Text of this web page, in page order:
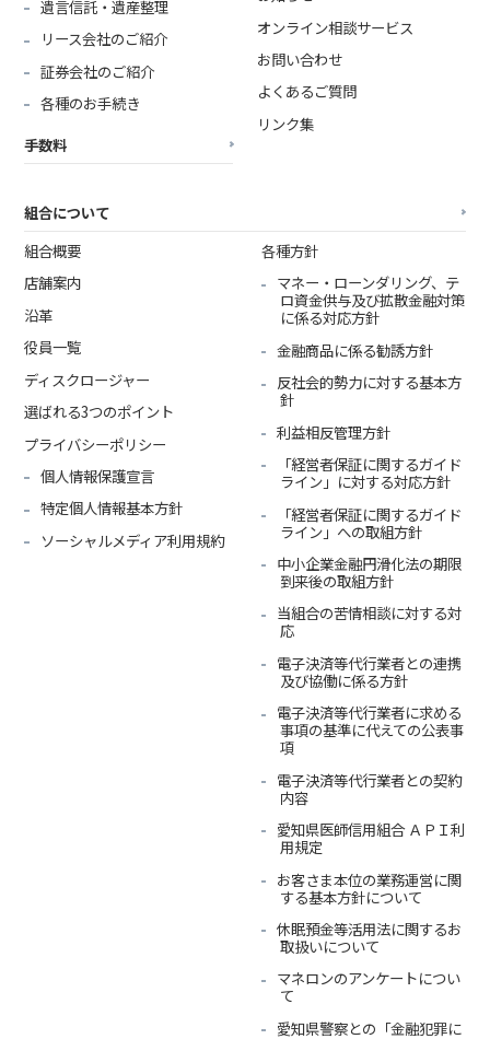
遺言信託・遺産整理
リース会社のご紹介
証券会社のご紹介
各種のお手続き
手数料
オンライン相談サービス
お問い合わせ
よくあるご質問
リンク集
組合について
組合概要
店舗案内
沿革
役員一覧
ディスクロージャー
選ばれる3つのポイント
プライバシーポリシー
個人情報保護宣言
特定個人情報基本方針
ソーシャルメディア利用規約
各種方針
マネー・ローンダリング、テ
ロ資金供与及び拡散金融対策
に係る対応方針
金融商品に係る勧誘方針
反社会的勢力に対する基本方
針
利益相反管理方針
「経営者保証に関するガイド
ライン」に対する対応方針
「経営者保証に関するガイド
ライン」への取組方針
中小企業金融円滑化法の期限
到来後の取組方針
当組合の苦情相談に対する対
応
電子決済等代行業者との連携
及び協働に係る方針
電子決済等代行業者に求める
事項の基準に代えての公表事
項
電子決済等代行業者との契約
内容
愛知県医師信用組合 ＡＰＩ利
用規定
お客さま本位の業務運営に関
する基本方針について
休眠預金等活用法に関するお
取扱いについて
マネロンのアンケートについ
て
愛知県警察との「金融犯罪に